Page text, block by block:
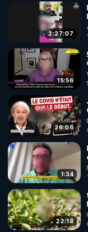
▶ 30 jours gratuit
de bien-être
Rendez-vous sur
le code :
2:27:07
15:56
26:06
1:34
22:18